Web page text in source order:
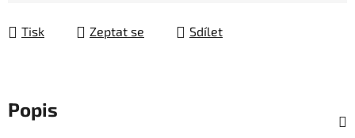
Tisk Zeptat se Sdílet
Popis